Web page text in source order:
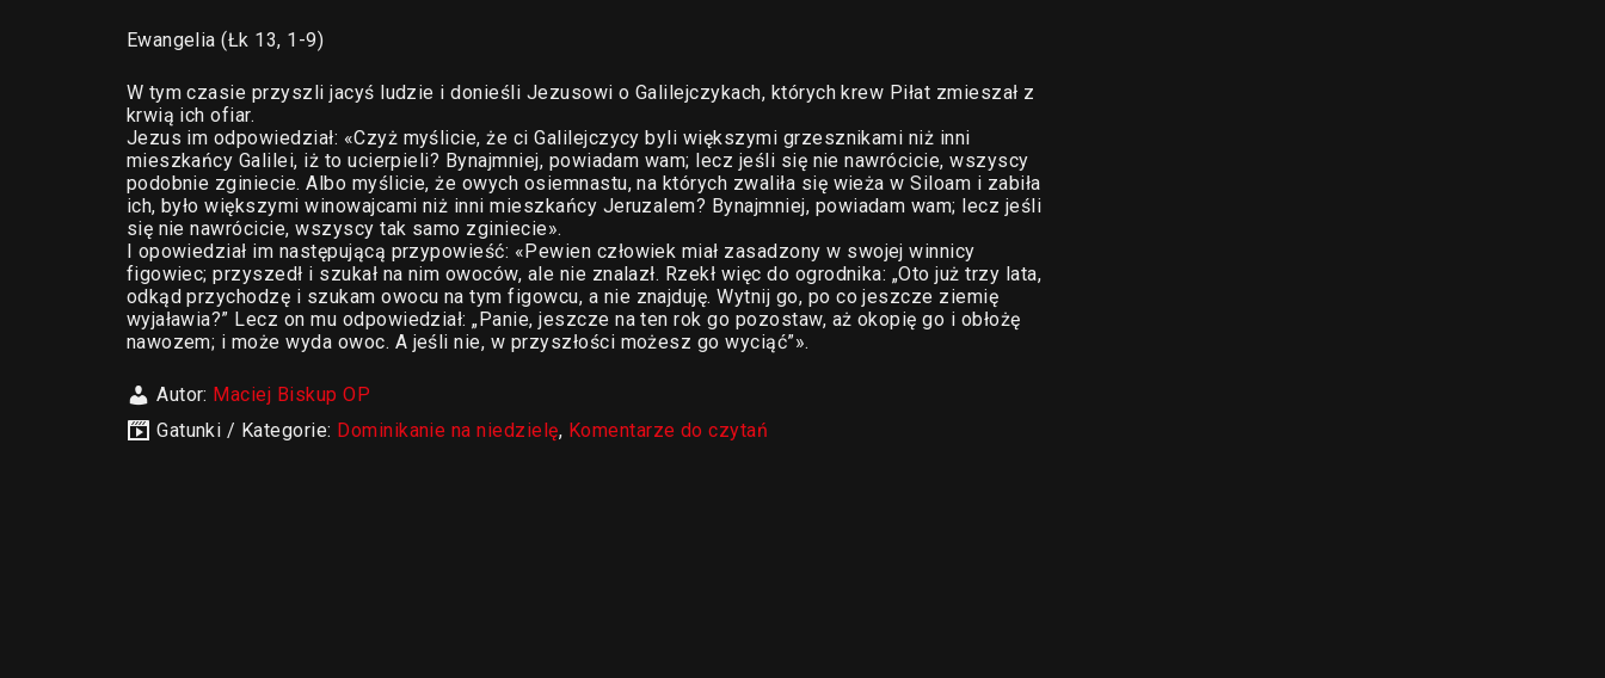
Ewangelia (Łk 13, 1-9)
W tym czasie przyszli jacyś ludzie i donieśli Jezusowi o Galilejczykach, których krew Piłat zmieszał z
krwią ich ofiar.
Jezus im odpowiedział: «Czyż myślicie, że ci Galilejczycy byli większymi grzesznikami niż inni
mieszkańcy Galilei, iż to ucierpieli? Bynajmniej, powiadam wam; lecz jeśli się nie nawrócicie, wszyscy
podobnie zginiecie. Albo myślicie, że owych osiemnastu, na których zwaliła się wieża w Siloam i zabiła
ich, było większymi winowajcami niż inni mieszkańcy Jeruzalem? Bynajmniej, powiadam wam; lecz jeśli
się nie nawrócicie, wszyscy tak samo zginiecie».
I opowiedział im następującą przypowieść: «Pewien człowiek miał zasadzony w swojej winnicy
figowiec; przyszedł i szukał na nim owoców, ale nie znalazł. Rzekł więc do ogrodnika: „Oto już trzy lata,
odkąd przychodzę i szukam owocu na tym figowcu, a nie znajduję. Wytnij go, po co jeszcze ziemię
wyjaławia?” Lecz on mu odpowiedział: „Panie, jeszcze na ten rok go pozostaw, aż okopię go i obłożę
nawozem; i może wyda owoc. A jeśli nie, w przyszłości możesz go wyciąć”».
Autor: Maciej Biskup OP
Gatunki / Kategorie: Dominikanie na niedzielę, Komentarze do czytań